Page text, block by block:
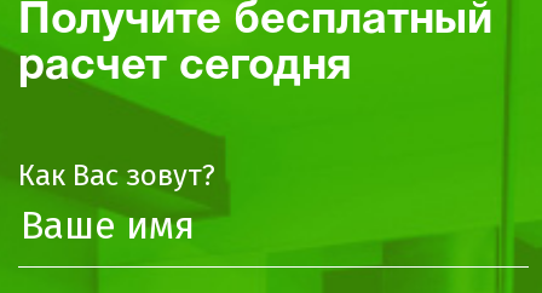
Получите бесплатный
расчет сегодня
Как Вас зовут?